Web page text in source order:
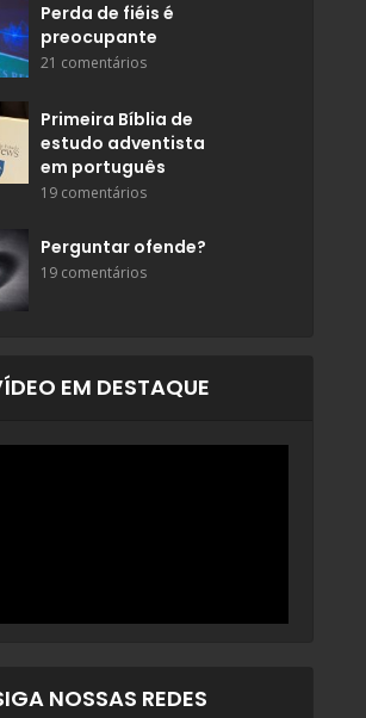
Perda de fiéis é
preocupante
21 comentários
Primeira Bíblia de
estudo adventista
em português
19 comentários
Perguntar ofende?
19 comentários
EM DESTAQUE
NOSSAS REDES